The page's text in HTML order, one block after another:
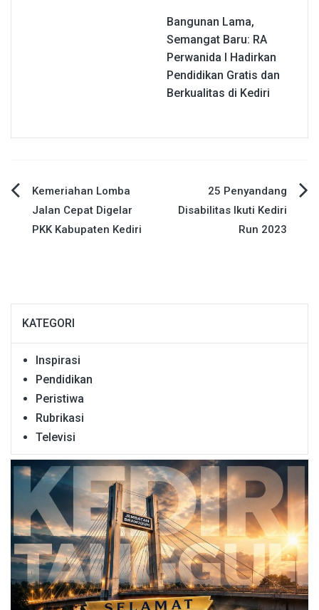
Bangunan Lama,
Semangat Baru: RA
Perwanida I Hadirkan
Pendidikan Gratis dan
Berkualitas di Kediri
Navigasi
pos
Kemeriahan Lomba
Jalan Cepat Digelar
PKK Kabupaten Kediri
25 Penyandang
Disabilitas Ikuti Kediri
Run 2023
KATEGORI
Inspirasi
Pendidikan
Peristiwa
Rubrikasi
Televisi